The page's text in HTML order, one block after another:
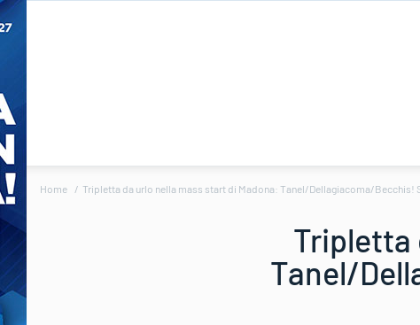
Home Tripletta da urlo nella mass start di Madona: Tanel/Dellagiacoma/
Tripletta
Tanel/